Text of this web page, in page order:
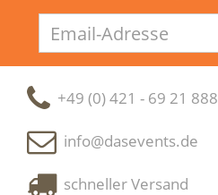
Adresse
+49 (0) 421 - 69 21 888
info@dasevents.de
schneller Versand